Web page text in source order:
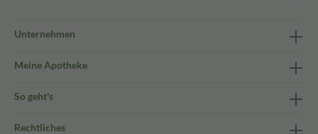
Unternehmen
Meine Apotheke
So geht's
Rechtliches